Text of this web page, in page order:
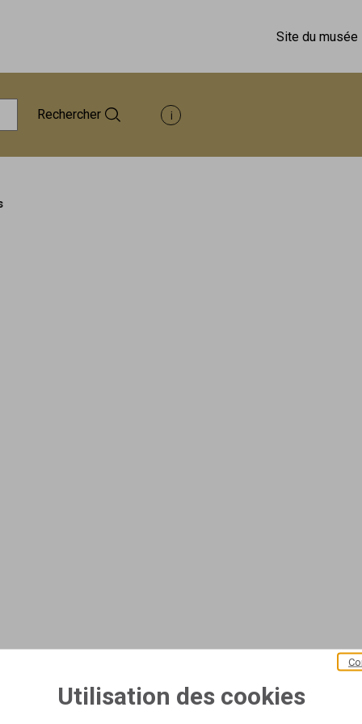
Site du musée
Rechercher Afficher les informations d'aide à la
Utilisation des cookies